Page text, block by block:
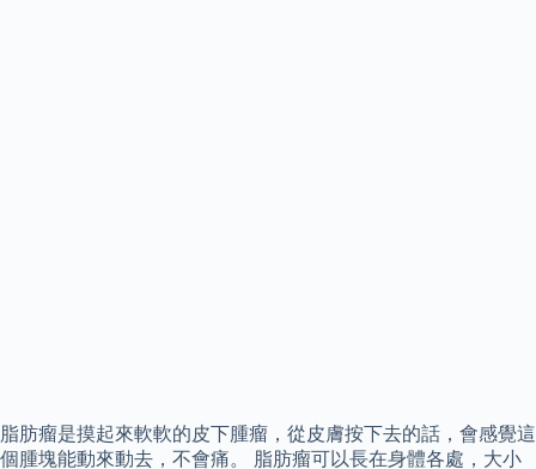
脂肪瘤是摸起來軟軟的皮下腫瘤，從皮膚按下去的話，會感覺這
個腫塊能動來動去，不會痛。 脂肪瘤可以長在身體各處，大小